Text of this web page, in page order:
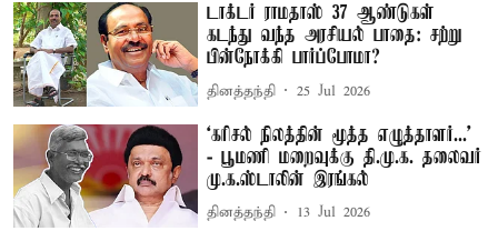
டாக்டர் ராமதாஸ் 37 ஆண்டுகள்
கடந்து வந்த அரசியல் பாதை: சற்று
பின்நோக்கி பார்ப்போமா?
தினத்தந்தி 25 Jul 2026
‘கரிசல் நிலத்தின் மூத்த எழுத்தாளர்...’
- பூமணி மறைவுக்கு தி.மு.க. தலைவர்
மு.க.ஸ்டாலின் இரங்கல்
தினத்தந்தி 13 Jul 2026